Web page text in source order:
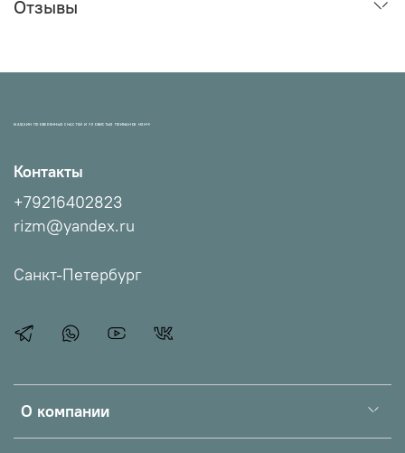
Отзывы
МАГАЗИН ПРОВЕРЕННЫХ СНАСТЕЙ И УЛОВИСТЫХ ПРИМАНОК НХНЧ!
О компании
Контакты
+79216402823
rizm@yandex.ru
Санкт-Петербург